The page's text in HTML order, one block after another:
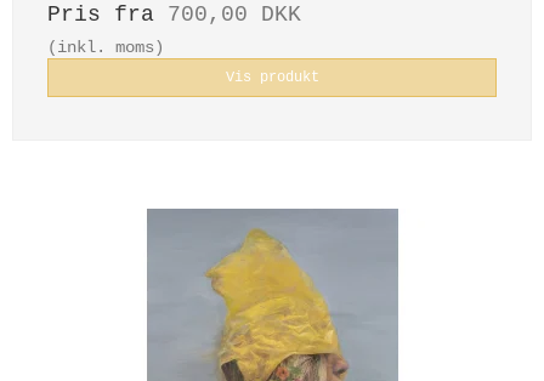
Pris fra 700,00 DKK
(inkl. moms)
Vis produkt